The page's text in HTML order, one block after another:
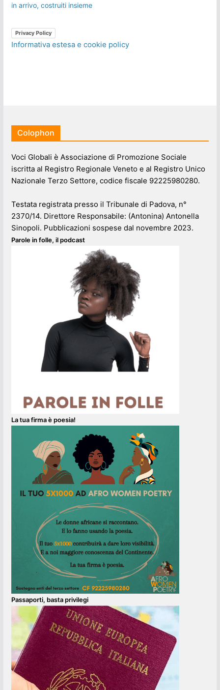
in arrivo, costruiti insieme
Privacy Policy
Informativa estesa e cookie policy
Colophon
Voci Globali è Associazione di Promozione Sociale
iscritta al Registro Regionale Veneto e al Registro Unico
Nazionale Terzo Settore, codice fiscale 92225980280.
Testata registrata presso il Tribunale di Padova, n°
2370/14. Direttore Responsabile: (Antonina) Antonella
Sinopoli. Pubblicazioni sospese dal novembre 2023.
Parole in folle, il podcast
La tua firma è poesia!
Passaporti, basta privilegi